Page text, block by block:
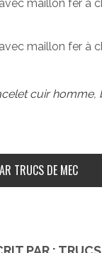
cuir homme,
TRUCS DE MEC